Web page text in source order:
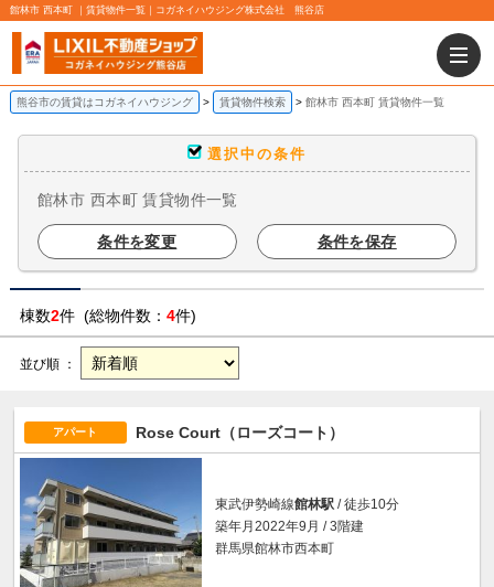
館林市 西本町 ｜賃貸物件一覧｜コガネイハウジング株式会社 熊谷店
熊谷市の賃貸はコガネイハウジング 賃貸物件検索 館林市 西本町 賃貸物件一覧
選択中の条件
館林市 西本町 賃貸物件一覧
条件を変更 条件を保存
棟数2件 (総物件数： 4件)
並び順 ：
アパート Rose Court（ローズコート）
東武伊勢崎線館林駅 / 徒歩10分
築年月2022年9月 / 3階建
群馬県館林市西本町